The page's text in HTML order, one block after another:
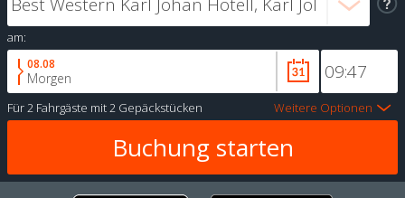
am:
08.08
Morgen
Für2 Fahrgäste mit2 Gepäckstücken Weitere Optionen